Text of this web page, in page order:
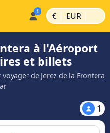
€ | EUR |
à l'Aéroport
et billets
de Jerez de la Frontera
1